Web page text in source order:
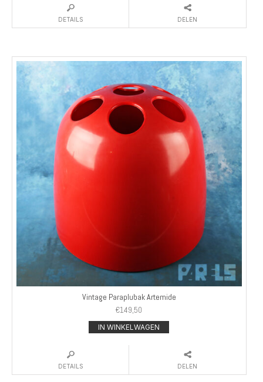
DETAILS DELEN
Vintage Paraplubak Artemide
€149,50
IN WINKELWAGEN
DETAILS DELEN